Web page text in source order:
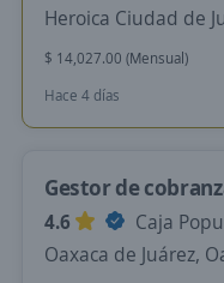
Heroica Ciudad de
$ 14,027.00 (Mensual)
Hace 4 días
Gestor de
4.6
Caja
Oaxaca de Juárez,